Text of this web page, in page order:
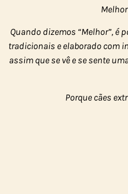
Quando dizemos “Melhor”, é
tradicionais e elaborado com
assim que se vê e se sente
Porque cães